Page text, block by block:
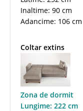
Inaltime: 90 cm
Adancime: 106 cm
Coltar extins
Zona de dormit
Lungime: 222 cm